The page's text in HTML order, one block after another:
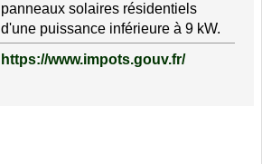
panneaux solaires résidentiels
d'une puissance inférieure à 9 kW.
https://www.impots.gouv.fr/